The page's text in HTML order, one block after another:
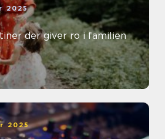
2025
der giver ro i familien
2025